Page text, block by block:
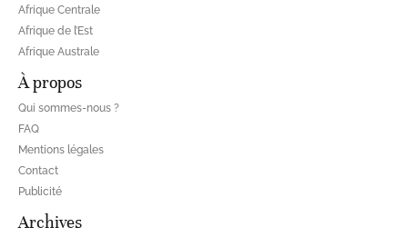
Afrique Centrale
Afrique de l’Est
Afrique Australe
À propos
Qui sommes-nous ?
FAQ
Mentions légales
Contact
Publicité
Archives